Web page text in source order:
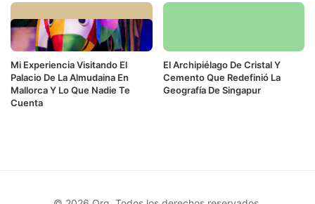
Mi Experiencia Visitando El
Palacio De La Almudaina En
Mallorca Y Lo Que Nadie Te
Cuenta
El Archipiélago De Cristal Y
Cemento Que Redefinió La
Geografía De Singapur